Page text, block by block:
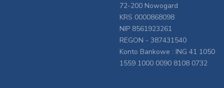
72-200 Nowogard
KRS 0000868098
NIP 8561923261
REGON - 387431540
Konto Bankowe : ING 41 1050
1559 1000 0090 8108 0732